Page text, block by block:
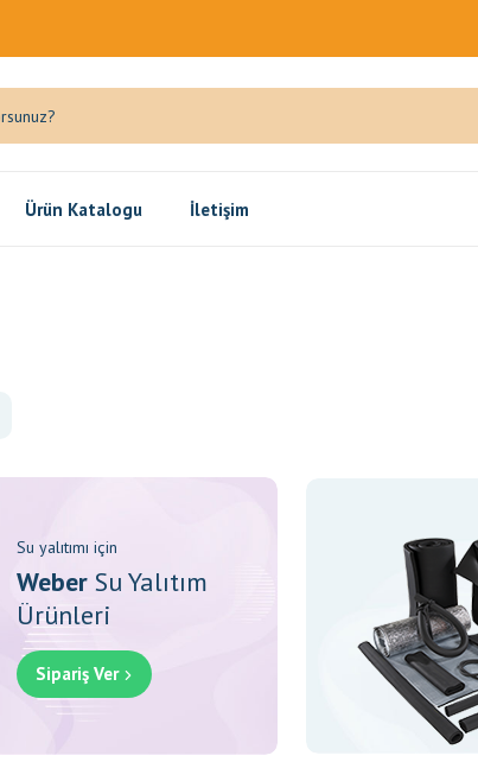
Ürün Katalogu İletişim
Su yalıtımı için
Weber Su Yalıtım
Ürünleri
Sipariş Ver